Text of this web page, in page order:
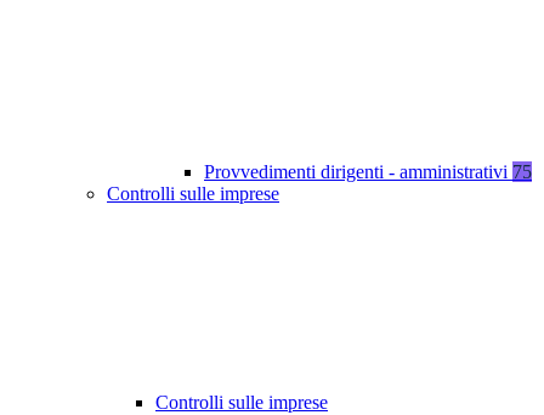
Provvedimenti dirigenti - amministrativi 75
Controlli sulle imprese
Controlli sulle imprese